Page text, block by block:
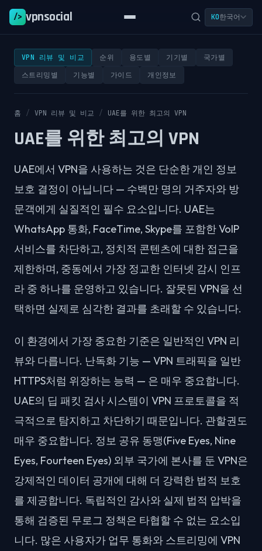
/> vpnsocial KO한국어
VPN 리뷰 및 비교 순위 용도별 기기별
국가별
스트리밍별
기능별 가이드 개인정보
홈 / VPN 리뷰 및 비교 / UAE를 위한 최고의 VPN
UAE를 위한 최고의 VPN
UAE에서 VPN을 사용하는 것은 단순한 개인 정보
보호 결정이 아닙니다 — 수백만 명의 거주자와 방
문객에게 실질적인 필수 요소입니다. UAE는
WhatsApp 통화, FaceTime, Skype를 포함한 VoIP
서비스를 차단하고, 정치적 콘텐츠에 대한 접근을
제한하며, 중동에서 가장 정교한 인터넷 감시 인프
라 중 하나를 운영하고 있습니다. 잘못된 VPN을 선
택하면 실제로 심각한 결과를 초래할 수 있습니다.
이 환경에서 가장 중요한 기준은 일반적인 VPN 리
뷰와 다릅니다. 난독화 기능 — VPN 트래픽을 일반
HTTPS처럼 위장하는 능력 — 은 매우 중요합니다.
UAE의 딥 패킷 검사 시스템이 VPN 프로토콜을 적
극적으로 탐지하고 차단하기 때문입니다. 관할권도
매우 중요합니다. 정보 공유 동맹(Five Eyes, Nine
Eyes, Fourteen Eyes) 외부 국가에 본사를 둔 VPN은
강제적인 데이터 공개에 대해 더 강력한 법적 보호
를 제공합니다. 독립적인 감사와 실제 법적 압박을
통해 검증된 무로그 정책은 타협할 수 없는 요소입
니다. 많은 사용자가 업무 통화와 스트리밍에 VPN